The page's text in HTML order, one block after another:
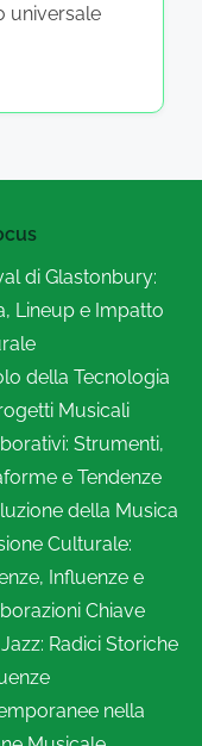
universale
di Glastonbury:
Lineup e Impatto
della Tecnologia
Musicali
Strumenti,
e Tendenze
della Musica
Culturale:
Influenze e
Chiave
Radici Storiche
nella